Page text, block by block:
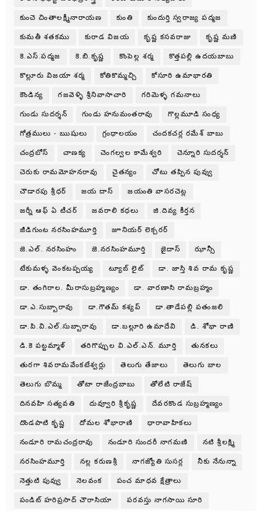
కుంచె చింతాలక్ష్మీనారాయణ కుంతి కుందుర్తి స్వరాజ్య పద్మజ
కుమతీ శతకము కురాడ విజయ కృష్ణ కసవరాజు కృష్ణ మణి
కె.ఎస్.పద్మజ కె.బి.కృష్ణ కొంపెల్ల శర్మ కొత్తపల్లి ఉదయబాబు
కొల్లూరు విజయా శర్మ కోతికొమ్మచ్చి కోసూరి ఉమాభారతి
కౌండిన్య గజవెళ్ళి శ్రీనివాసాచారి గరిమెళ్ళ గమనాలు
గుండు సుదర్శన్ గుండు హనుమంతరావు గొల్లమూడి సంధ్య
గోత్రములు - ఋషులు గ్రంధాలయం చందకచర్ల రమేశ్ బాబు
చంద్రబోస్ చాణక్య చెంగల్వల కామేశ్వరి చెన్నూరి సుదర్శన్
చెరుకు రామమోహనరావు చైతన్యం చోటు తప్పిన పువ్వు
చౌడారపు శ్రీధర్ జయ దాస్ జయంతి వాసరచెట్ల
జర్నీ ఆఫ్ ఏ టీచర్ జవరాలి కధలు జి.దివ్య కీర్తన
జీడిగుంట నరసింహమూర్తి జూనియర్ లెక్చరర్
జె.ఎల్. నరసింహం జె.నరసింహమూర్తి జైదాస్ ఝాన్సీ
టేకుమళ్ళ వెంకటప్పయ్య ట్యూబ్ లైట్ డా. జాస్తి శివ రామ కృష్ణ
డా. తంగిరాల. మీరాసుబ్రహ్మణ్యం డా. వారణాసి రామబ్రహ్మం
డా.ఎ.సుబ్బారావు డా.గౌతమ్ కశ్యప్ డా.తాడేపల్లి పతంజలి
డా.పి.వి.ఎల్.సుబ్బారావు డా.బల్లూరి ఉమాదేవి డి. శోభా రాణి
డి.కె పట్టమ్మాళ్ తరిగొప్పుల వి.ఎల్.ఎన్. మూర్తి తునకలు
తురగా శివరామవేంకటేశ్వర్లు తెలుగు తేజాలు తెలుగు బాల
తెలుగు బొమ్మ తోటా రాజేంద్రబాబు తోలేటి రాజేష్
దినవహి సత్యవతి దువ్వూరి శ్రీకృష్ణ దేవరకొండ సుబ్రహ్మణ్యం
దొండపాటి కృష్ణ దోమల శోభారాణి ధారావాహికలు
నండూరి రామచంద్రరావు నండూరి సుందరీ నాగమణి నటి శ్రీలక్ష్మి
నరసింహమూర్తి నల్ల కరుణశ్రీ నాగజ్యోతి సుసర్ల నీకు నేనున్నా
నెత్తుటి పువ్వు నెలవంక పంచ మాధవ క్షేత్రాలు
పండిట్ హరిప్రసాద్ చౌరాసియా పరవస్తు నాగసాయి సూరి